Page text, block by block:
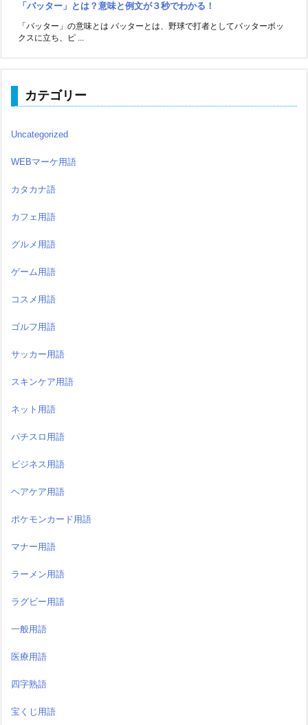
「バッター」とは？意味と例文が３秒でわかる！
「バッター」の意味とは バッターとは、野球で打者としてバッターボッ
クスに立ち、ピ ...
カテゴリー
Uncategorized
WEBマーケ用語
カタカナ語
カフェ用語
グルメ用語
ゲーム用語
コスメ用語
ゴルフ用語
サッカー用語
スキンケア用語
ネット用語
パチスロ用語
ビジネス用語
ヘアケア用語
ポケモンカード用語
マナー用語
ラーメン用語
ラグビー用語
一般用語
医療用語
四字熟語
宝くじ用語